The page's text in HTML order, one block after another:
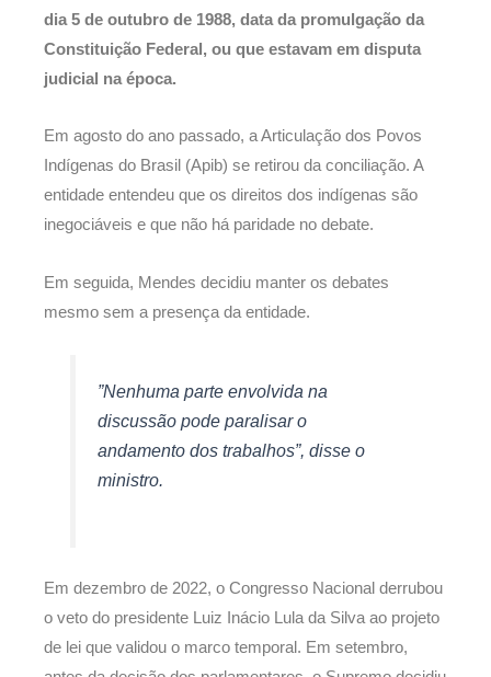
dia 5 de outubro de 1988, data da promulgação da
Constituição Federal, ou que estavam em disputa
judicial na época.
Em agosto do ano passado, a Articulação dos Povos
Indígenas do Brasil (Apib) se retirou da conciliação. A
entidade entendeu que os direitos dos indígenas são
inegociáveis e que não há paridade no debate.
Em seguida, Mendes decidiu manter os debates
mesmo sem a presença da entidade.
”Nenhuma parte envolvida na
discussão pode paralisar o
andamento dos trabalhos”, disse o
ministro.
Em dezembro de 2022, o Congresso Nacional derrubou
o veto do presidente Luiz Inácio Lula da Silva ao projeto
de lei que validou o marco temporal. Em setembro,